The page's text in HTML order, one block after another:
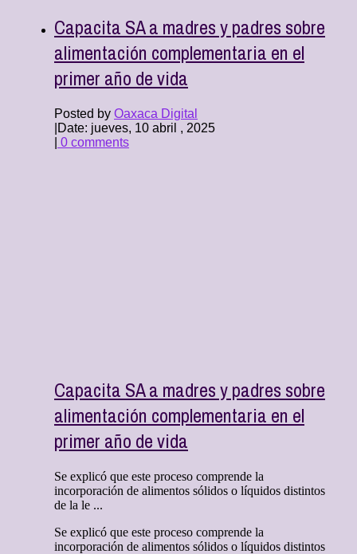
Capacita SA a madres y padres sobre
alimentación complementaria en el
primer año de vida
Posted by Oaxaca Digital
Date: jueves, 10 abril , 2025
0 comments
Capacita SA a madres y padres sobre
alimentación complementaria en el
primer año de vida
Se explicó que este proceso comprende la
incorporación de alimentos sólidos o líquidos distintos
de la le ...
Se explicó que este proceso comprende la
incorporación de alimentos sólidos o líquidos distintos